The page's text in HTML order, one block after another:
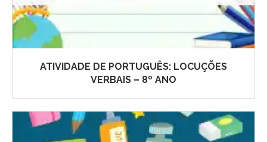
ATIVIDADE DE PORTUGUÊS: LOCUÇÕES
VERBAIS – 8º ANO